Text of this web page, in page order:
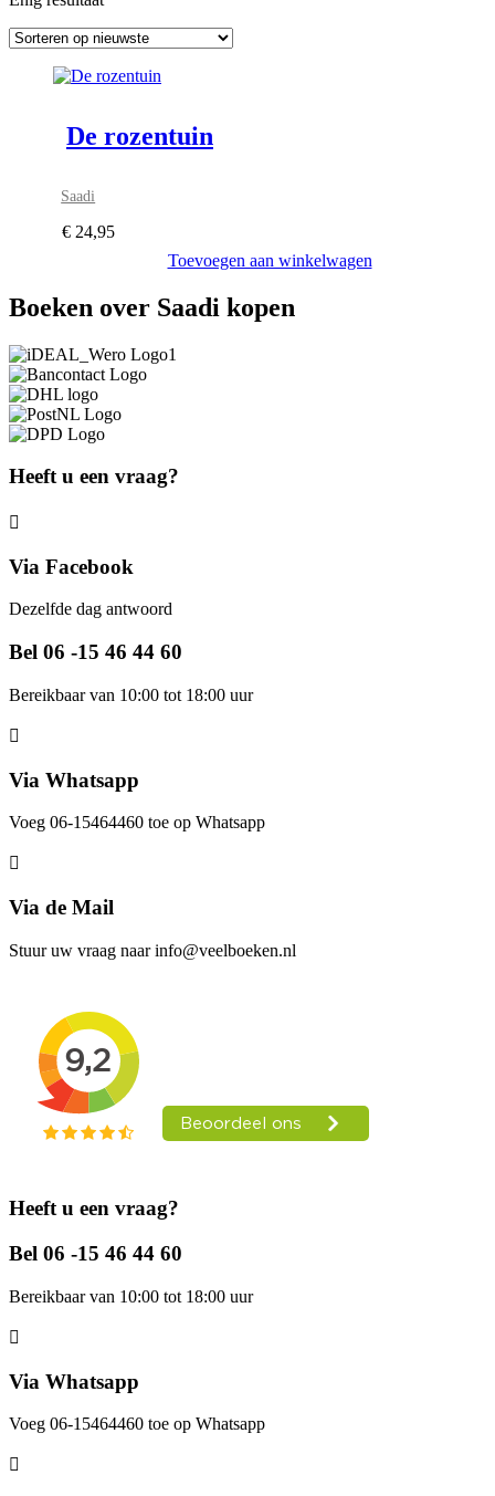
De rozentuin
Saadi
€ 24,95
Toevoegen aan winkelwagen
Boeken over Saadi kopen
Heeft u een vraag?
Via Facebook
Dezelfde dag antwoord
Bel 06 -15 46 44 60
Bereikbaar van 10:00 tot 18:00 uur
Via Whatsapp
Voeg 06-15464460 toe op Whatsapp
Via de Mail
Stuur uw vraag naar info@veelboeken.nl
Heeft u een vraag?
Bel 06 -15 46 44 60
Bereikbaar van 10:00 tot 18:00 uur
Via Whatsapp
Voeg 06-15464460 toe op Whatsapp